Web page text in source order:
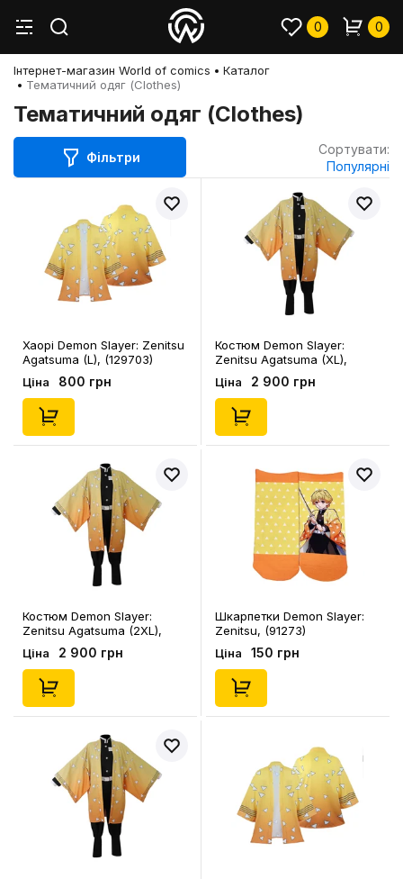
0 0
Інтернет-магазин World of comics
Каталог
Тематичний одяг (Clothes)
Тематичний одяг (Clothes)
Фільтри
Сортувати:
Популярні
Хаорі Demon Slayer: Zenitsu
Agatsuma (L), (129703)
Ціна 800 грн
Костюм Demon Slayer:
Zenitsu Agatsuma (XL),
(129092)
Ціна 2 900 грн
Костюм Demon Slayer:
Zenitsu Agatsuma (2XL),
(129093)
Ціна 2 900 грн
Шкарпетки Demon Slayer:
Zenitsu, (91273)
Ціна 150 грн